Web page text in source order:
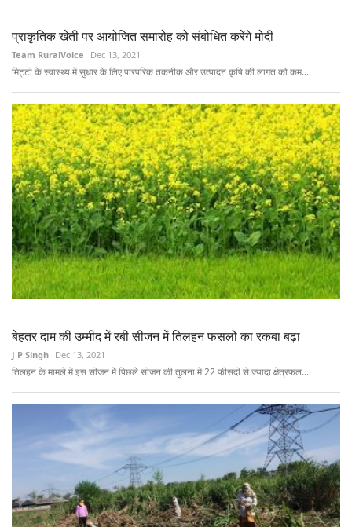
प्राकृतिक खेती पर आयोजित समारोह को संबोधित करेंगे मोदी
Team RuralVoice Dec 13, 2021
मिट्टी के स्वास्थ्य में सुधार के लिए पारंपरिक तकनीक और उत्पादन कृषि की लागत को कम...
बेहतर दाम की उम्मीद में रबी सीजन में तिलहन फसलों का रकबा बढ़ा
J P Singh Dec 13, 2021
तिलहन के मामले में इस सीजन में पिछले सीजन की तुलना में 22 फीसदी से ज्यादा क्षेत्रफल...